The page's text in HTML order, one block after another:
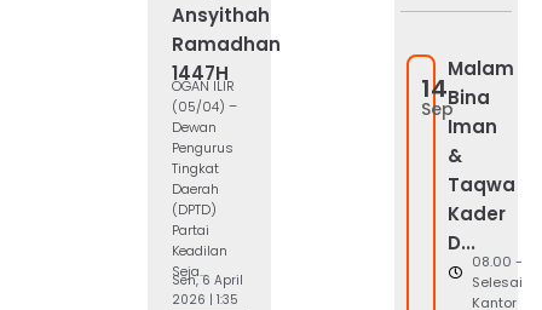
Ansyithah
Ramadhan
1447H
OGAN ILIR
(05/04) –
Dewan
Pengurus
Tingkat
Daerah
(DPTD)
Partai
Keadilan
Seja...
Sen, 6 April
2026 | 1:35
14
Sep
Malam
Bina
Iman
&
Taqwa
Kader
D...
08.00 -
Selesai
Kantor